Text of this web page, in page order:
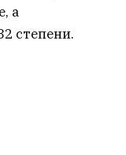
а
степени.